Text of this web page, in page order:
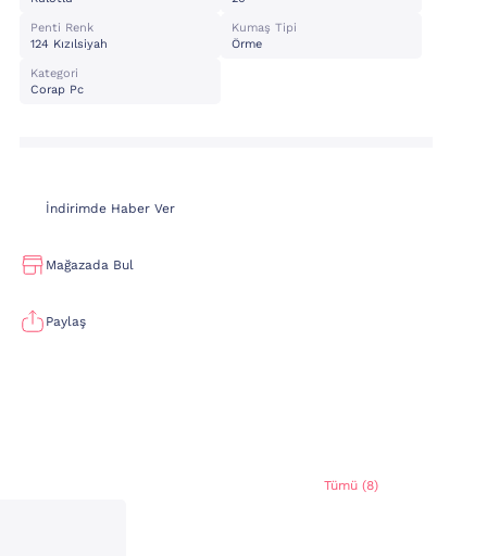
Penti Renk
124 Kızılsiyah
Kumaş Tipi
Örme
Kategori
Corap Pc
İndirimde Haber Ver
Mağazada Bul
Paylaş
Tümü (8)